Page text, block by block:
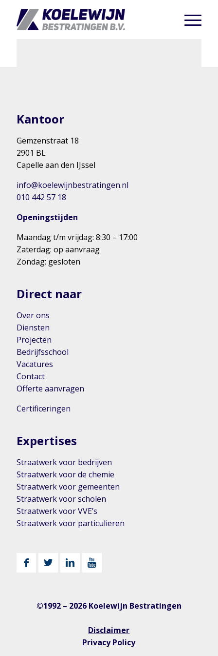
Kantoor
Gemzenstraat 18
2901 BL
Capelle aan den IJssel
info@koelewijnbestratingen.nl
010 442 57 18
Openingstijden
Maandag t/m vrijdag: 8:30 – 17:00
Zaterdag: op aanvraag
Zondag: gesloten
Direct naar
Over ons
Diensten
Projecten
Bedrijfsschool
Vacatures
Contact
Offerte aanvragen
Certificeringen
Expertises
Straatwerk voor bedrijven
Straatwerk voor de chemie
Straatwerk voor gemeenten
Straatwerk voor scholen
Straatwerk voor VVE’s
Straatwerk voor particulieren
©1992 – 2026 Koelewijn Bestratingen
Disclaimer
Privacy Policy